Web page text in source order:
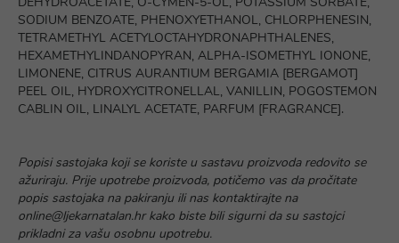
SODIUM BENZOATE, PHENOXYETHANOL, CHLORPHENESIN,
TETRAMETHYL ACETYLOCTAHYDRONAPHTHALENES,
HEXAMETHYLINDANOPYRAN, ALPHA-ISOMETHYL IONONE,
LIMONENE, CITRUS AURANTIUM BERGAMIA [BERGAMOT]
PEEL OIL, HYDROXYCITRONELLAL, VANILLIN, POGOSTEMON
CABLIN OIL, LINALYL ACETATE, PARFUM [FRAGRANCE].
Popisi sastojaka koji se koriste u sastavu proizvoda redovito se
ažuriraju. Prije upotrebe proizvoda, potičemo vas da pročitate
popis sastojaka na pakiranju ili nas kontaktirajte na
online@ljekarnatalan.hr kako biste bili sigurni da su sastojci
prikladni za vašu osobnu upotrebu.